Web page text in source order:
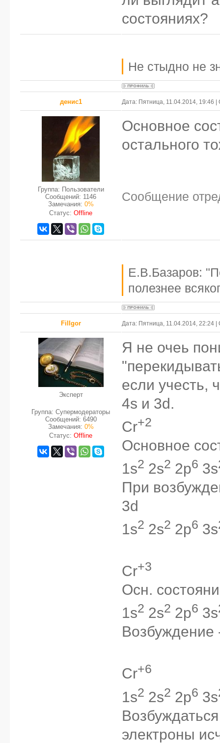
состояниях?
Не стыдно не
денис1 Дата: Пятница, 11.04.2014, 19:46
Группа: Пользователи
Сообщений: 1146
Замечания: 0%
Статус: Offline
Основное
остального
Сообщение
Е.В.Базаров:
полезнее
FilIgor Дата: Пятница, 11.04.2014, 22:24
Эксперт
Группа: Супермодераторы
Сообщений: 6490
Замечания: 0%
Статус: Offline
Я не очеь
если учесть,
4s и 3d.
Cr+2
Основное
1s2 2s2 2p6 3s
При
3d
1s2 2s2 2p6 3s
Cr+3
Осн.
1s2 2s2 2p6 3s
Возбуждение
Cr+6
1s2 2s2 2p6 3s
электроны